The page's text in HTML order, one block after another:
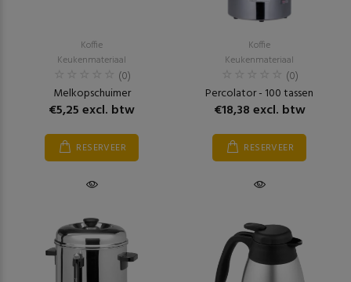
Koffie
Keukenmateriaal
(0)
Melkopschuimer
€5,25 excl. btw
RESERVEER
Koffie
Keukenmateriaal
(0)
Percolator - 100 tassen
€18,38 excl. btw
RESERVEER